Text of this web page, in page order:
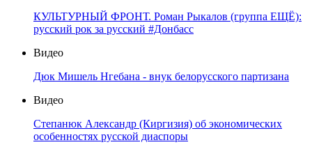
КУЛЬТУРНЫЙ ФРОНТ. Роман Рыкалов (группа ЕЩЁ):
русский рок за русский #Донбасс
Видео
Дюк Мишель Нгебана - внук белорусского партизана
Видео
Степанюк Александр (Киргизия) об экономических
особенностях русской диаспоры